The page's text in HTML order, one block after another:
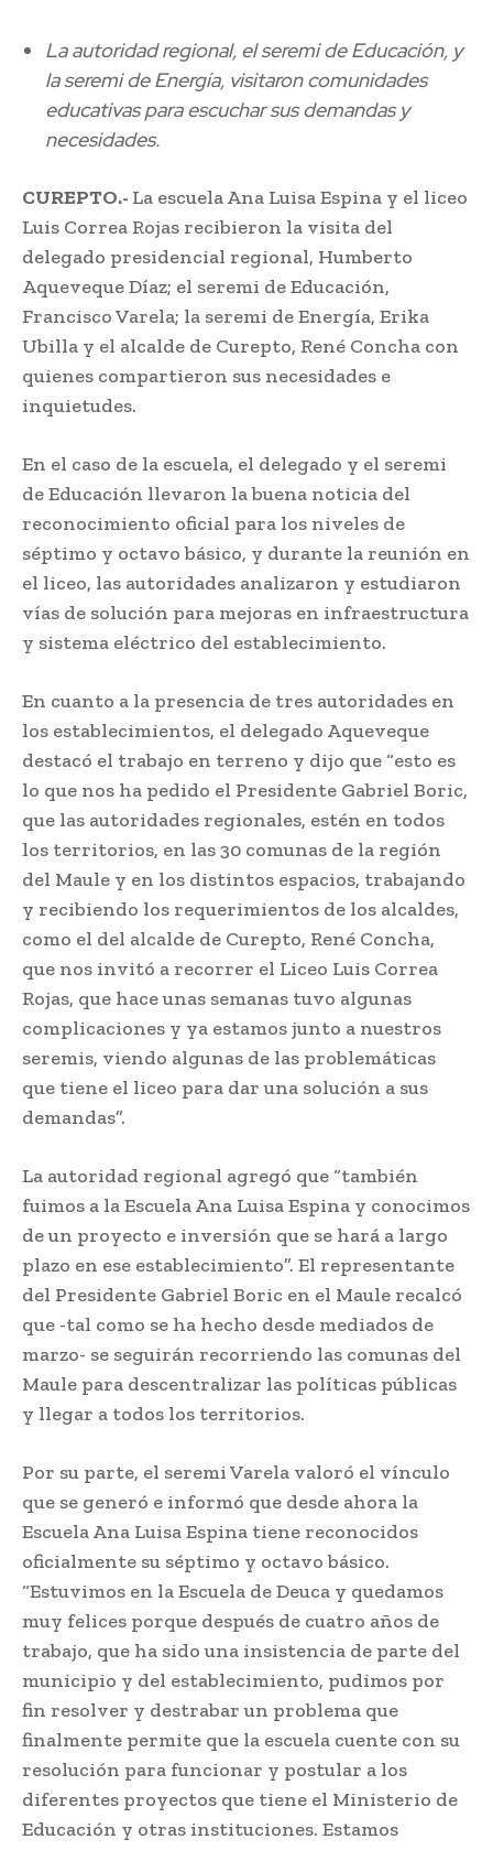
La autoridad regional, el seremi de Educación, y
la seremi de Energía, visitaron comunidades
educativas para escuchar sus demandas y
necesidades.
CUREPTO.- La escuela Ana Luisa Espina y el liceo
Luis Correa Rojas recibieron la visita del
delegado presidencial regional, Humberto
Aqueveque Díaz; el seremi de Educación,
Francisco Varela; la seremi de Energía, Erika
Ubilla y el alcalde de Curepto, René Concha con
quienes compartieron sus necesidades e
inquietudes.
En el caso de la escuela, el delegado y el seremi
de Educación llevaron la buena noticia del
reconocimiento oficial para los niveles de
séptimo y octavo básico, y durante la reunión en
el liceo, las autoridades analizaron y estudiaron
vías de solución para mejoras en infraestructura
y sistema eléctrico del establecimiento.
En cuanto a la presencia de tres autoridades en
los establecimientos, el delegado Aqueveque
destacó el trabajo en terreno y dijo que “esto es
lo que nos ha pedido el Presidente Gabriel Boric,
que las autoridades regionales, estén en todos
los territorios, en las 30 comunas de la región
del Maule y en los distintos espacios, trabajando
y recibiendo los requerimientos de los alcaldes,
como el del alcalde de Curepto, René Concha,
que nos invitó a recorrer el Liceo Luis Correa
Rojas, que hace unas semanas tuvo algunas
complicaciones y ya estamos junto a nuestros
seremis, viendo algunas de las problemáticas
que tiene el liceo para dar una solución a sus
demandas”.
La autoridad regional agregó que “también
fuimos a la Escuela Ana Luisa Espina y conocimos
de un proyecto e inversión que se hará a largo
plazo en ese establecimiento”. El representante
del Presidente Gabriel Boric en el Maule recalcó
que -tal como se ha hecho desde mediados de
marzo- se seguirán recorriendo las comunas del
Maule para descentralizar las políticas públicas
y llegar a todos los territorios.
Por su parte, el seremi Varela valoró el vínculo
que se generó e informó que desde ahora la
Escuela Ana Luisa Espina tiene reconocidos
oficialmente su séptimo y octavo básico.
“Estuvimos en la Escuela de Deuca y quedamos
muy felices porque después de cuatro años de
trabajo, que ha sido una insistencia de parte del
municipio y del establecimiento, pudimos por
fin resolver y destrabar un problema que
finalmente permite que la escuela cuente con su
resolución para funcionar y postular a los
diferentes proyectos que tiene el Ministerio de
Educación y otras instituciones. Estamos